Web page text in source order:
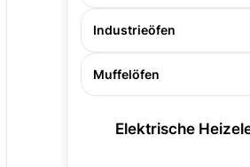
Industrieöfen
Muffelöfen
Elektrische